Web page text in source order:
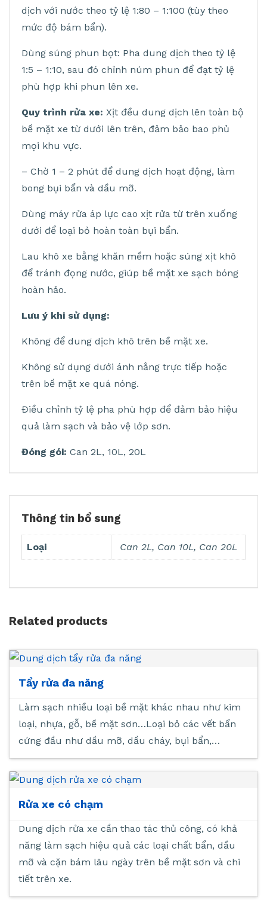
dịch với nước theo tỷ lệ 1:80 – 1:100 (tùy theo
mức độ bám bẩn).
Dùng súng phun bọt: Pha dung dịch theo tỷ lệ
1:5 – 1:10, sau đó chỉnh núm phun để đạt tỷ lệ
phù hợp khi phun lên xe.
Quy trình rửa xe: Xịt đều dung dịch lên toàn bộ
bề mặt xe từ dưới lên trên, đảm bảo bao phủ
mọi khu vực.
– Chờ 1 – 2 phút để dung dịch hoạt động, làm
bong bụi bẩn và dầu mỡ.
Dùng máy rửa áp lực cao xịt rửa từ trên xuống
dưới để loại bỏ hoàn toàn bụi bẩn.
Lau khô xe bằng khăn mềm hoặc súng xịt khô
để tránh đọng nước, giúp bề mặt xe sạch bóng
hoàn hảo.
Lưu ý khi sử dụng:
Không để dung dịch khô trên bề mặt xe.
Không sử dụng dưới ánh nắng trực tiếp hoặc
trên bề mặt xe quá nóng.
Điều chỉnh tỷ lệ pha phù hợp để đảm bảo hiệu
quả làm sạch và bảo vệ lớp sơn.
Đóng gói: Can 2L, 10L, 20L
Thông tin bổ sung
Loại Can 2L, Can 10L, Can 20L
Related products
Tẩy rửa đa năng
Làm sạch nhiều loại bề mặt khác nhau như kim
loại, nhựa, gỗ, bề mặt sơn…Loại bỏ các vết bẩn
cứng đầu như dầu mỡ, dầu cháy, bụi bẩn,…
Rửa xe có chạm
Dung dịch rửa xe cần thao tác thủ công, có khả
năng làm sạch hiệu quả các loại chất bẩn, dầu
mỡ và cặn bám lâu ngày trên bề mặt sơn và chi
tiết trên xe.